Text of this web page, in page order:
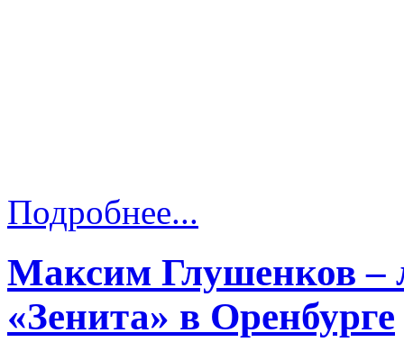
Подробнее...
Максим Глушенков –
«Зенита» в Оренбурге